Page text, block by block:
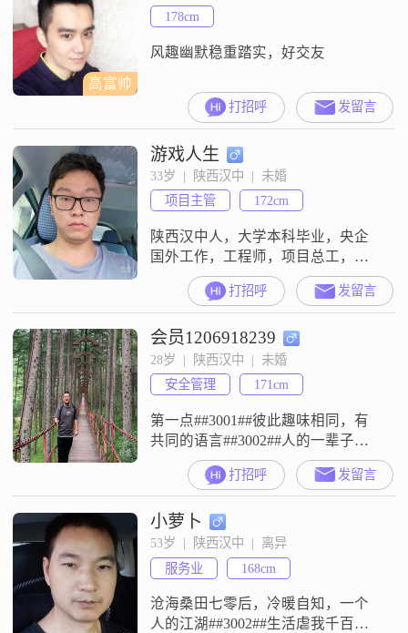
任心的，如果遇到有缘的伴侣，我
会尽心尽力为我的另一守护一生。
儿子今年在西安刚参加工作，
高富帅
178cm
风趣幽默稳重踏实，好交友
打招呼 发留言
游戏人生
33岁  |  陕西汉中  |  未婚
项目主管
172cm
陕西汉中人，大学本科毕业，央企
国外工作，工程师，项目总工，有
寻找结婚对象的有缘人可以来找我
打招呼 发留言
会员1206918239
28岁  |  陕西汉中  |  未婚
安全管理
171cm
第一点##3001##彼此趣味相同，有
共同的语言##3002##人的一辈子还
是比较漫长的，从两个人结婚开始
你们就组成了自己的家庭，都需要
彼此的陪伴，只有她能够陪伴我过
一辈子，即使是子女也不可能，他
们长大了，终归还是要有自己的家
庭，因此我觉得理想中的她要和我
能有一些相同的爱好##3002##两个
人在一起的时候能够有很多话
打招呼 发留言
小萝卜
53岁  |  陕西汉中  |  离异
服务业
168cm
沧海桑田七零后，冷暖自知，一个
人的江湖##3002##生活虐我千百